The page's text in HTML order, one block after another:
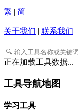
繁 简
关于我们 联系我们
正在加载工具数据...
工具导航地图
学习工具